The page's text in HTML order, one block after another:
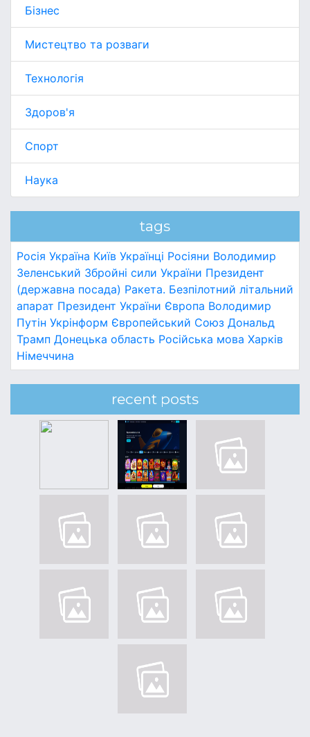
Бізнес
Мистецтво та розваги
Технологія
Здоров'я
Спорт
Наука
tags
Росія Україна Київ Українці Росіяни Володимир
Зеленський Збройні сили України Президент
(державна посада) Ракета. Безпілотний літальний
апарат Президент України Європа Володимир
Путін Укрінформ Європейський Союз Дональд
Трамп Донецька область Російська мова Харків
Німеччина
recent posts